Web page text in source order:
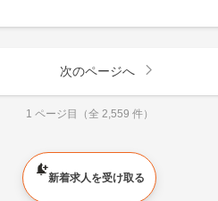
次のページへ
1 ページ目（全 2,559 件）
新着求人を受け取る